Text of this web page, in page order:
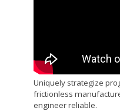
Uniquely strategize
frictionless
engineer reliable.